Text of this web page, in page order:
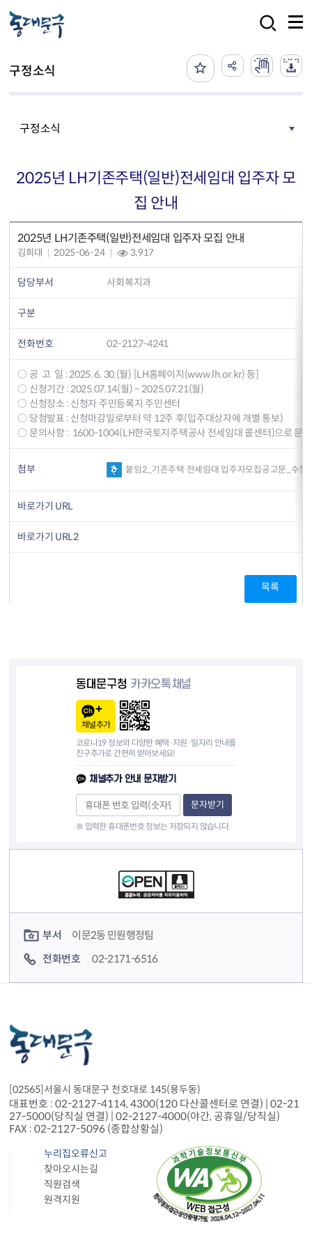
구정소식
구정소식
2025년 LH기존주택(일반)전세임대 입주자 모
집 안내
2025년 LH기존주택(일반)전세임대 입주자 모집 안내
김희대 2025-06-24 3,917
담당부서 사회복지과
구분
전화번호 02-2127-4241
○ 공 고 일 : 2025. 6. 30.(월) [LH홈페이지(www.lh.or.kr) 등]
○ 신청기간 : 2025.07.14(월) ~ 2025.07.21(월)
○ 신청장소 : 신청자 주민등록지 주민센터
○ 당첨발표 : 신청마감일로부터 약 12주 후(입주대상자에 개별 통보)
○ 문의사항 : 1600-1004(LH한국토지주택공사 전세임대 콜센터)으로 문
첨부 붙임2_기존주택 전세임대 입주자모집공고문_수정
바로가기 URL
바로가기 URL2
목록
동대문구청 카카오톡채널
채널추가
코로나19 정보와 다양한 혜택·지원·일자리 안내를
친구추가로 간편히 받아보세요!
채널추가 안내 문자받기
문자받기
※ 입력한 휴대폰번호 정보는 저장되지 않습니다.
부서
이문2동 민원행정팀
전화번호
02-2171-6516
[02565]서울시 동대문구 천호대로 145(용두동)
대표번호 : 02-2127-4114, 4300(120 다산콜센터로 연결) | 02-21
27-5000(당직실 연결) | 02-2127-4000(야간, 공휴일/당직실)
FAX : 02-2127-5096 (종합상황실)
누리집오류신고
찾아오시는길
직원검색
원격지원